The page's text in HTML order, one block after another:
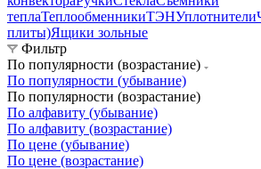
теплаТеплообменникиТЭНУплотнители
плиты)Ящики зольные
Фильтр
По популярности (возрастание)
По популярности (убывание)
По популярности (возрастание)
По алфавиту (убывание)
По алфавиту (возрастание)
По цене (убывание)
По цене (возрастание)